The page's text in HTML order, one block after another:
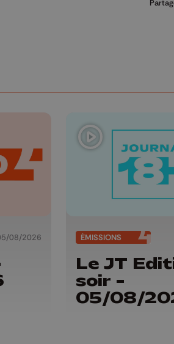
08/2026 ÉMISSIONS
Le JT
soir -
05/08/